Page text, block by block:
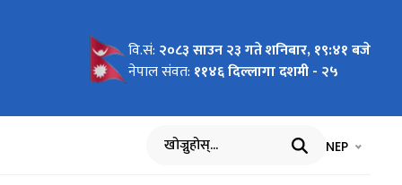
अवस्था
वि.सं: २०८३ साउन २३ गते शनिबार, १९:४१ बजे
नेपाल संवत: ११४६ दिल्लागा दशमी - २५
खोज्नुहोस् भाषा चयन
NEP